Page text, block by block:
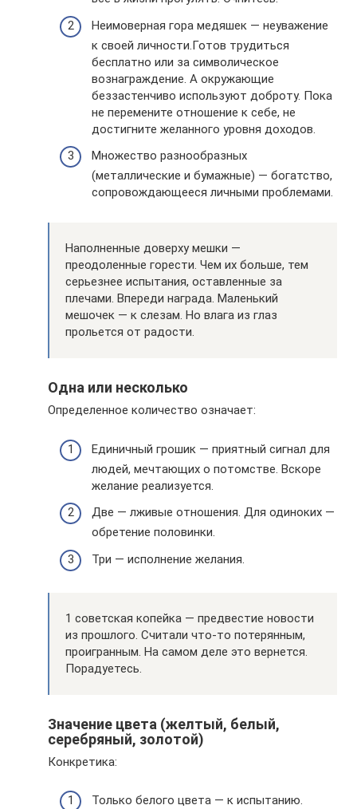
Неимоверная гора медяшек — неуважение
к своей личности.Готов трудиться
бесплатно или за символическое
вознаграждение. А окружающие
беззастенчиво используют доброту. Пока
не перемените отношение к себе, не
достигните желанного уровня доходов.
Множество разнообразных
(металлические и бумажные) — богатство,
сопровождающееся личными проблемами.
Наполненные доверху мешки —
преодоленные горести. Чем их больше, тем
серьезнее испытания, оставленные за
плечами. Впереди награда. Маленький
мешочек — к слезам. Но влага из глаз
прольется от радости.
Одна или несколько
Определенное количество означает:
Единичный грошик — приятный сигнал для
людей, мечтающих о потомстве. Вскоре
желание реализуется.
Две — лживые отношения. Для одиноких —
обретение половинки.
Три — исполнение желания.
1 советская копейка — предвестие новости
из прошлого. Считали что-то потерянным,
проигранным. На самом деле это вернется.
Порадуетесь.
Значение цвета (желтый, белый,
серебряный, золотой)
Конкретика:
Только белого цвета — к испытанию.